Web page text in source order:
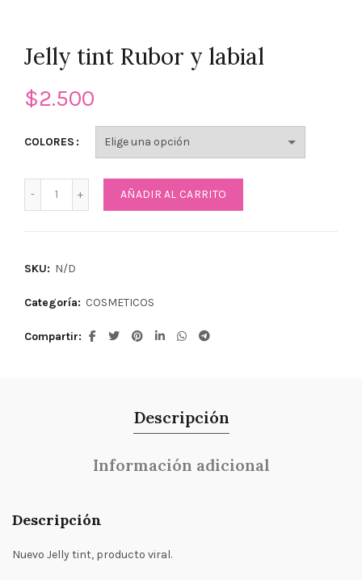
Jelly tint Rubor y labial
$2.500
COLORES
Jelly tint Rubor y labial cantidad
AÑADIR AL CARRITO
SKU: N/D
Categoría: COSMETICOS
Compartir
Descripción
Información adicional
Descripción
Nuevo Jelly tint, producto viral.